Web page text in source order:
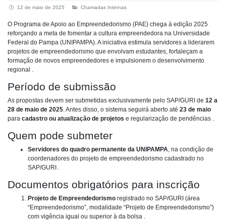
12 de maio de 2025 Chamadas Internas
O Programa de Apoio ao Empreendedorismo (PAE) chega à edição 2025
reforçando a meta de fomentar a cultura empreendedora na Universidade
Federal do Pampa (UNIPAMPA). A iniciativa estimula servidores a liderarem
projetos de empreendedorismo que envolvam estudantes, fortaleçam a
formação de novos empreendedores e impulsionem o desenvolvimento
regional .
Período de submissão
As propostas devem ser submetidas exclusivamente pelo SAP/GURI de 12 a
28 de maio de 2025. Antes disso, o sistema seguirá aberto até 23 de maio
para cadastro ou atualização de projetos e regularização de pendências .
Quem pode submeter
Servidores do quadro permanente da UNIPAMPA, na condição de
coordenadores do projeto de empreendedorismo cadastrado no
SAP/GURI .
Documentos obrigatórios para inscrição
Projeto de Empreendedorismo registrado no SAP/GURI (área
“Empreendedorismo”, modalidade “Projeto de Empreendedorismo”)
com vigência igual ou superior à da bolsa .